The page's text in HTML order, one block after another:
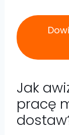
Jak
pracę